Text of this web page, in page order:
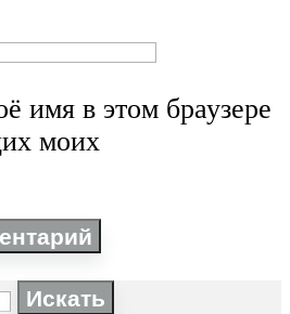
имя в этом браузере
моих
Искать